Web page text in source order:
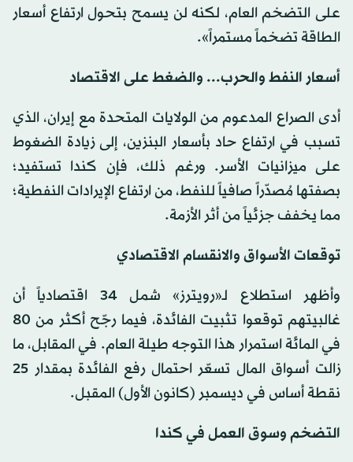
على التضخم العام، لكنه لن يسمح بتحول ارتفاع أسعار
الطاقة تضخماً مستمراً».
أسعار النفط والحرب... والضغط على الاقتصاد
أدى الصراع المدعوم من الولايات المتحدة مع إيران، الذي
تسبب في ارتفاع حاد بأسعار البنزين، إلى زيادة الضغوط
على ميزانيات الأسر. ورغم ذلك، فإن كندا تستفيد؛
بصفتها مُصدّراً صافياً للنفط، من ارتفاع الإيرادات النفطية؛
مما يخفف جزئياً من أثر الأزمة.
توقعات الأسواق والانقسام الاقتصادي
وأظهر استطلاع لـ«رويترز» شمل 34 اقتصادياً أن
غالبيتهم توقعوا تثبيت الفائدة، فيما رجّح أكثر من 80
في المائة استمرار هذا التوجه طيلة العام. في المقابل، ما
زالت أسواق المال تسعّر احتمال رفع الفائدة بمقدار 25
نقطة أساس في ديسمبر (كانون الأول) المقبل.
التضخم وسوق العمل في كندا